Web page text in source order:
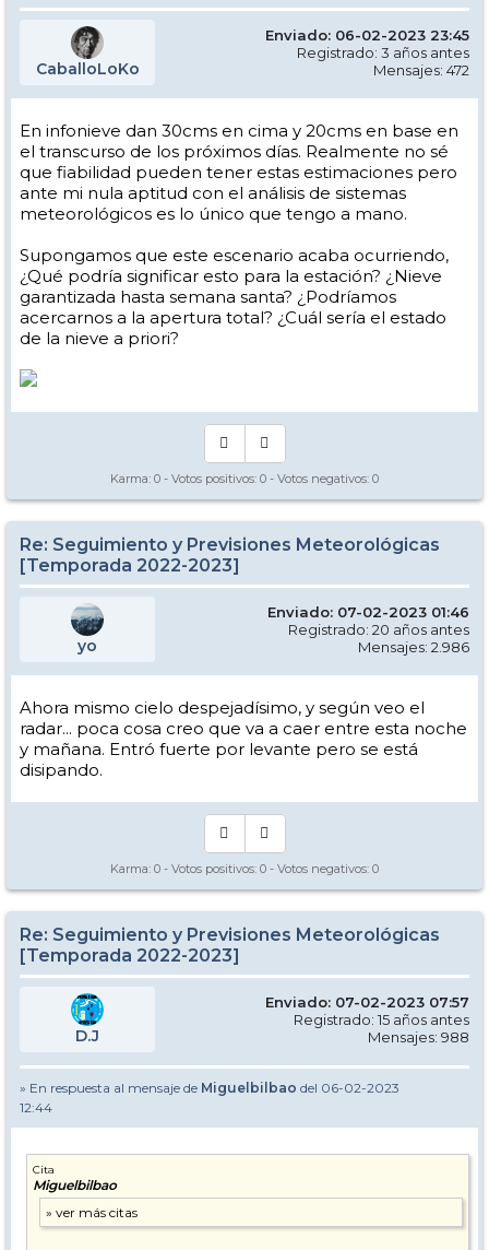
CaballoLoKo
Enviado: 06-02-2023 23:45
Registrado: 3 años antes
Mensajes: 472
En infonieve dan 30cms en cima y 20cms en base en
el transcurso de los próximos días. Realmente no sé
que fiabilidad pueden tener estas estimaciones pero
ante mi nula aptitud con el análisis de sistemas
meteorológicos es lo único que tengo a mano.
Supongamos que este escenario acaba ocurriendo,
¿Qué podría significar esto para la estación? ¿Nieve
garantizada hasta semana santa? ¿Podríamos
acercarnos a la apertura total? ¿Cuál sería el estado
de la nieve a priori?
Karma: 0 - Votos positivos: 0 - Votos negativos: 0
Re: Seguimiento y Previsiones Meteorológicas
[Temporada 2022-2023]
yo
Enviado: 07-02-2023 01:46
Registrado: 20 años antes
Mensajes: 2.986
Ahora mismo cielo despejadísimo, y según veo el
radar... poca cosa creo que va a caer entre esta noche
y mañana. Entró fuerte por levante pero se está
disipando.
Karma: 0 - Votos positivos: 0 - Votos negativos: 0
Re: Seguimiento y Previsiones Meteorológicas
[Temporada 2022-2023]
D.J
Enviado: 07-02-2023 07:57
Registrado: 15 años antes
Mensajes: 988
» En respuesta al mensaje de Miguelbilbao del 06-02-2023
12:44
Cita
Miguelbilbao